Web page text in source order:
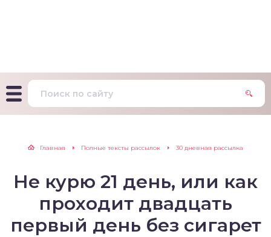
Главная Полные тексты рассылок 30 дневная рассылка
Не курю 21 день, или как
проходит двадцать
первый день без сигарет
на определение типа
поведения
зависимости
курильщика –
расчет